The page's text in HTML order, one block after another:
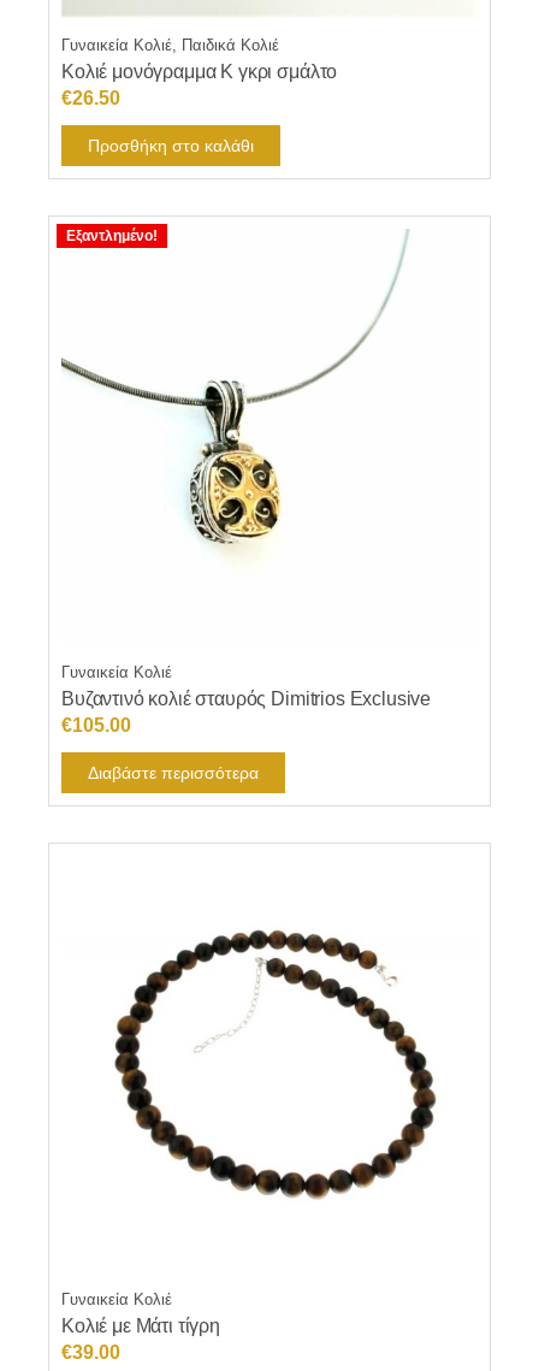
Γυναικεία Κολιέ, Παιδικά Κολιέ
Κολιέ μονόγραμμα Κ γκρι σμάλτο
€26.50
Προσθήκη στο καλάθι
Εξαντλημένο!
Γυναικεία Κολιέ
Βυζαντινό κολιέ σταυρός Dimitrios Exclusive
€105.00
Διαβάστε περισσότερα
Γυναικεία Κολιέ
Κολιέ με Μάτι τίγρη
€39.00